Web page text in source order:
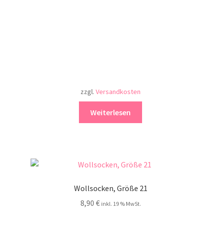
zzgl. Versandkosten
Weiterlesen
Wollsocken, Größe 21
8,90 € inkl. 19 % MwSt.